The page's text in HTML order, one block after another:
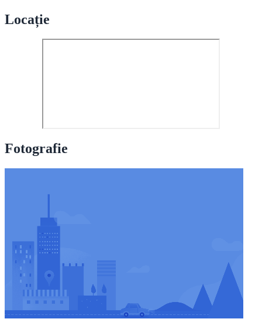
Locație
Fotografie